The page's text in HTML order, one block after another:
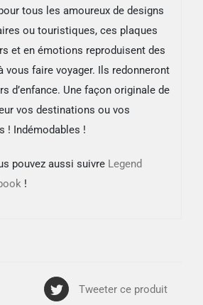
tous les amoureux de designs
ou touristiques, ces plaques
et en émotions reproduisent des
vous faire voyager. Ils redonneront
d’enfance. Une façon originale de
vos destinations ou vos
! Indémodables !
pouvez aussi suivre Legend
!
Tweeter ce produit